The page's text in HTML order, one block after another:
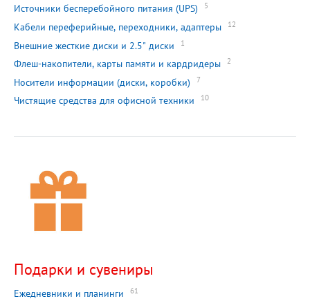
Источники бесперебойного питания (UPS) 5
Кабели переферийные, переходники, адаптеры 12
Внешние жесткие диски и 2.5" диски 1
Флеш-накопители, карты памяти и кардридеры 2
Носители информации (диски, коробки) 7
Чистящие средства для офисной техники 10
Подарки и сувениры
Ежедневники и планинги 61